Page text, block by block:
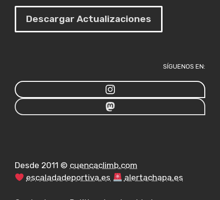
Descargar Actualizaciones
SÍGUENOS EN:
Desde 2011 © cuencaclimb.com
escaladadeportiva.es
alertachapa.es